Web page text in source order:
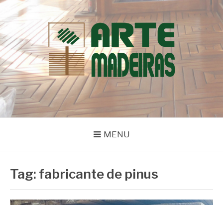
Pular
para
o
conteúdo
BLOG | ARTE
MADEIRAS
Dicas e Novidades sobre Madeiras
MENU
Tag: fabricante de pinus